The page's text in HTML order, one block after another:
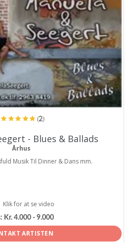
(2)
- Blues & Ballads
Århus
Musik Til Dinner & Dans mm.
Klik for at se video
Kr. 4.000 - 9.000
ARTISTEN